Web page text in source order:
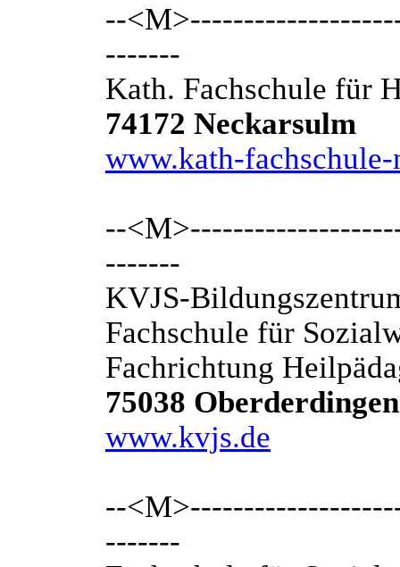
--
-------
Kath. Fachschule für
74172 Neckarsulm
www.kath-fachschule-
--
-------
KVJS-
Fachschule für
Fachrichtung
75038 Oberderdingen
www.kvjs.de
--
-------